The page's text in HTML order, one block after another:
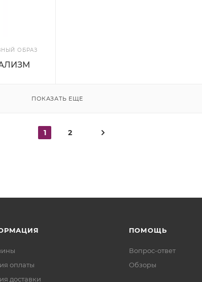
ОБРАЗ
ПОКАЗАТЬ ЕЩЕ
1 2
оплаты
доставки
ПОМОЩЬ
Вопрос-ответ
Обзоры